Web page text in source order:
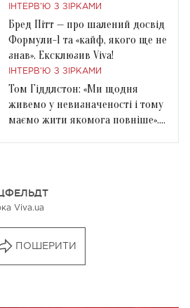
ІНТЕРВ'Ю З ЗІРКАМИ
Бред Пітт — про шалений досвід
Формули-1 та «кайф, якого ще не
знав». Ексклюзив Viva!
ІНТЕРВ'Ю З ЗІРКАМИ
Том Гіддлстон: «Ми щодня
живемо у невизначеності і тому
маємо жити якомога повніше».
Viva.ua
ПОШЕРИТИ